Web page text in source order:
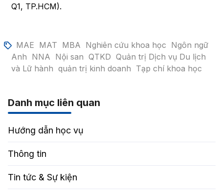
Q1, TP.HCM).
MAE MAT MBA Nghiên cứu khoa học Ngôn ngữ
Anh NNA Nội san QTKD Quản trị Dịch vụ Du lịch
và Lữ hành quản trị kinh doanh Tạp chí khoa học
Danh mục liên quan
Hướng dẫn học vụ
Thông tin
Tin tức & Sự kiện